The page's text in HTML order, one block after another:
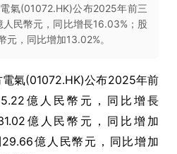
氣(01072.HK)公布2025年前三
民幣元，同比增長16.03%；股
，同比增加13.02%。
氣(01072.HK)公布2025年前
億人民幣元，同比增長
億人民幣元，同比增加
29.66億人民幣元，同比增加